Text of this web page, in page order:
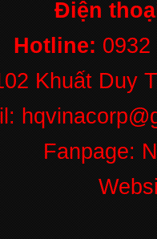
Điện
Hotline:0932
Khuất Duy
Fanpage: